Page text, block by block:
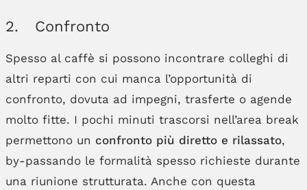
2. Confronto
Spesso al caffè si possono incontrare colleghi di
altri reparti con cui manca l’opportunità di
confronto, dovuta ad impegni, trasferte o agende
molto fitte. I pochi minuti trascorsi nell’area break
permettono un confronto più diretto e rilassato,
by-passando le formalità spesso richieste durante
una riunione strutturata. Anche con questa